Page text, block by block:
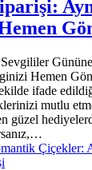
Hemen
ifade
mutlu
güzel
Çiçekler: